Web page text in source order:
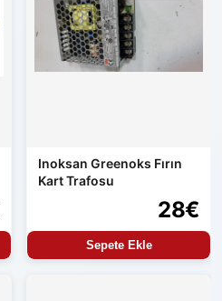
Inoksan Greenoks Fırın
Kart Trafosu
28€
Sepete Ekle